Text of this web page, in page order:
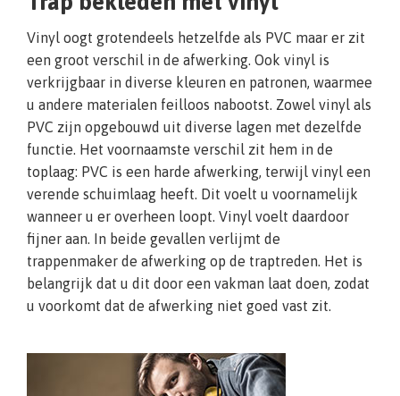
Vinyl oogt grotendeels hetzelfde als PVC maar er zit
een groot verschil in de afwerking. Ook vinyl is
verkrijgbaar in diverse kleuren en patronen, waarmee
u andere materialen feilloos nabootst. Zowel vinyl als
PVC zijn opgebouwd uit diverse lagen met dezelfde
functie. Het voornaamste verschil zit hem in de
toplaag: PVC is een harde afwerking, terwijl vinyl een
verende schuimlaag heeft. Dit voelt u voornamelijk
wanneer u er overheen loopt. Vinyl voelt daardoor
fijner aan. In beide gevallen verlijmt de
trappenmaker de afwerking op de traptreden. Het is
belangrijk dat u dit door een vakman laat doen, zodat
u voorkomt dat de afwerking niet goed vast zit.